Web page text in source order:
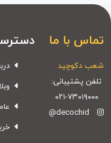
تماس با ما
شعب دکوچید
تلفن پشتیبانی:
۰۲۱-۷۳۰۱۹۰۰۰
@decochid